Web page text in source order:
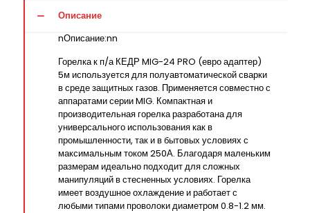
Описание
nОписание:nn
Горелка к п/а КЕДР MIG-24 PRO (евро адаптер)
5м используется для полуавтоматической сварки
в среде защитных газов. Применяется совместно с
аппаратами серии MIG. Компактная и
производительная горелка разработана для
универсального использования как в
промышленности, так и в бытовых условиях с
максимальным током 250А. Благодаря маленьким
размерам идеально подходит для сложных
манипуляций в стесненных условиях. Горелка
имеет воздушное охлаждение и работает с
любыми типами проволоки диаметром 0.8-1.2 мм.